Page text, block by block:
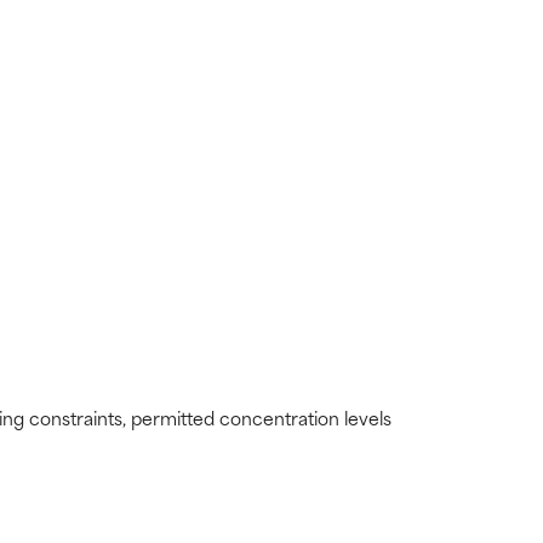
constraints, permitted concentration levels
irritantes.
irritantes.